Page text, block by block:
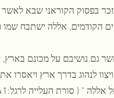
בפסוק הקוראני שבא
הקודמים, אללה ישתבח שמו
גם נושיבם על מכונם בארץ,
ויצוו לנהוג בדרך ארץ ויאסרו